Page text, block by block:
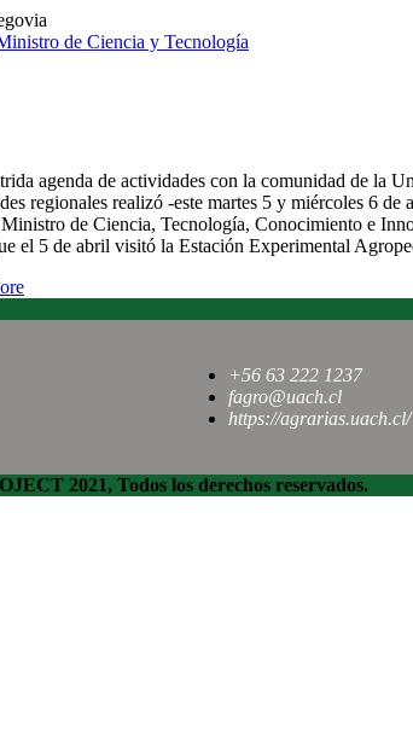
de Ciencia y Tecnología
agenda de actividades con la comunidad de la
regionales realizó -este martes 5 y miércoles 6
de Ciencia, Tecnología, Conocimiento e
el 5 de abril visitó la Estación Experimental
+56 63 222 1237
fagro@uach.cl
https://agrarias.uach.cl/
2021, Todos los derechos reservados.